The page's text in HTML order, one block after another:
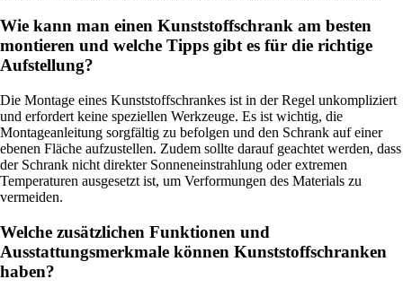
Wie kann man einen Kunststoffschrank am besten
montieren und welche Tipps gibt es für die richtige
Aufstellung?
Die Montage eines Kunststoffschrankes ist in der Regel unkompliziert
und erfordert keine speziellen Werkzeuge. Es ist wichtig, die
Montageanleitung sorgfältig zu befolgen und den Schrank auf einer
ebenen Fläche aufzustellen. Zudem sollte darauf geachtet werden, dass
der Schrank nicht direkter Sonneneinstrahlung oder extremen
Temperaturen ausgesetzt ist, um Verformungen des Materials zu
vermeiden.
Welche zusätzlichen Funktionen und
Ausstattungsmerkmale können Kunststoffschranken
haben?